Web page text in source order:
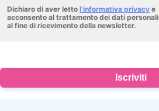
Dichiaro di aver letto l'informativa privacy e
acconsento al trattamento dei dati personali
al fine di ricevimento della newsletter.
Iscriviti